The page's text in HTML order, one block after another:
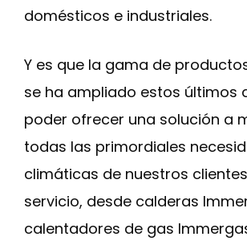
domésticos e industriales.
Y es que la gama de
se ha ampliado estos últimos
poder ofrecer una solución a
todas las primordiales
climáticas de nuestros
servicio, desde calderas
calentadores de gas